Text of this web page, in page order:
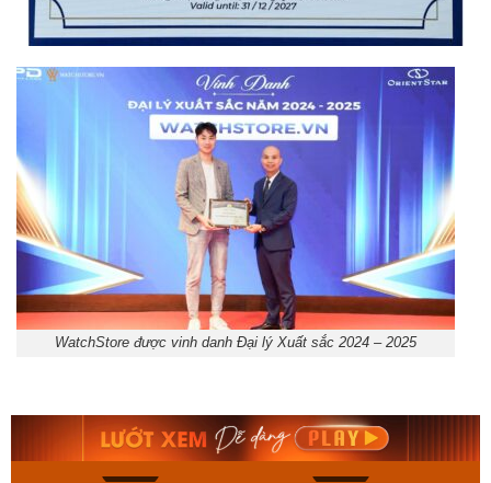
WatchStore được vinh danh Đại lý Xuất sắc 2024 – 2025
Mua ngay Mua ngay